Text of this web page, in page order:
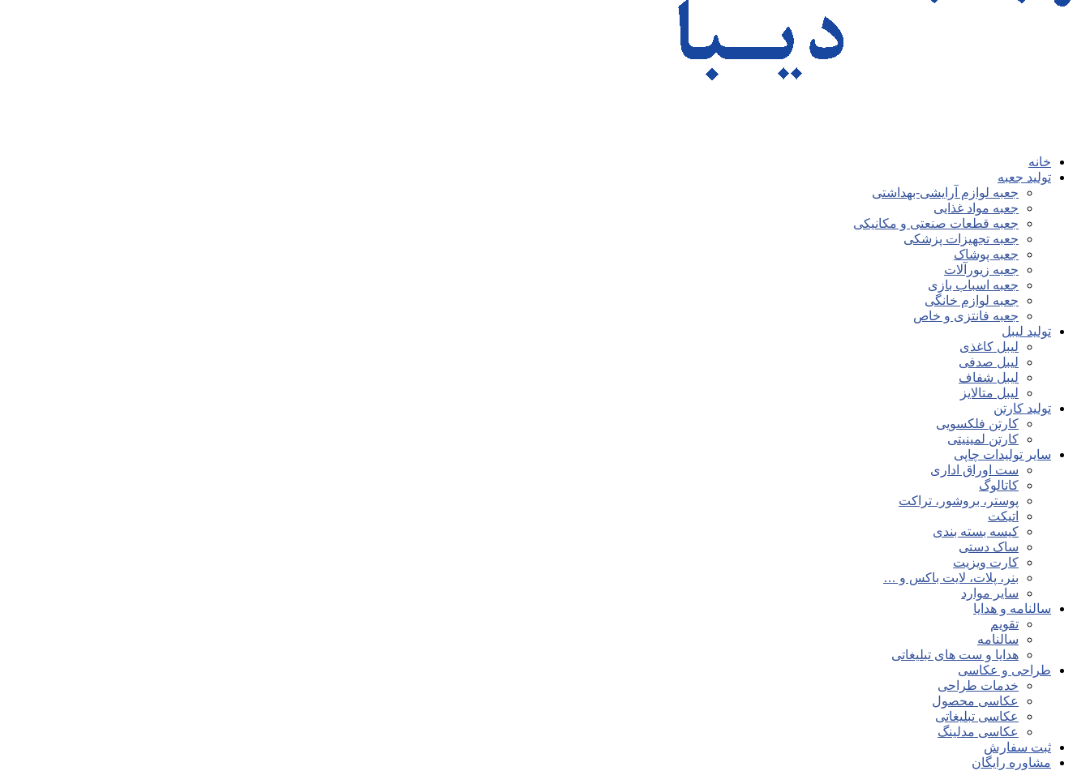
خانه
تولید جعبه
جعبه لوازم آرایشی-بهداشتی
جعبه مواد غذایی
جعبه قطعات صنعتی و مکانیکی
جعبه تجهیزات پزشکی
جعبه پوشاک
جعبه زیورآلات
جعبه اسباب بازی
جعبه لوازم خانگی
جعبه فانتزی و خاص
تولید لیبل
لیبل کاغذی
لیبل صدفی
لیبل شفاف
لیبل متالایز
تولید کارتن
کارتن فلکسویی
کارتن لمینیتی
سایر تولیدات چاپی
ست اوراق اداری
کاتالوگ
پوستر، بروشور، تراکت
اتیکت
کیسه بسته بندی
ساک دستی
کارت ویزیت
بنر، پلات، لایت باکس و …
سایر موارد
سالنامه و هدایا
تقویم
سالنامه
هدایا و ست های تبلیغاتی
طراحی و عکاسی
خدمات طراحی
عکاسی محصول
عکاسی تبلیغاتی
عکاسی مدلینگ
ثبت سفارش
مشاوره رایگان